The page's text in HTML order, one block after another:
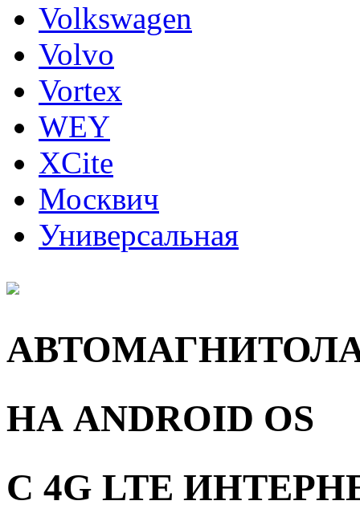
Volkswagen
Volvo
Vortex
WEY
XCite
Москвич
Универсальная
НА ANDROID OS
С 4G LTE